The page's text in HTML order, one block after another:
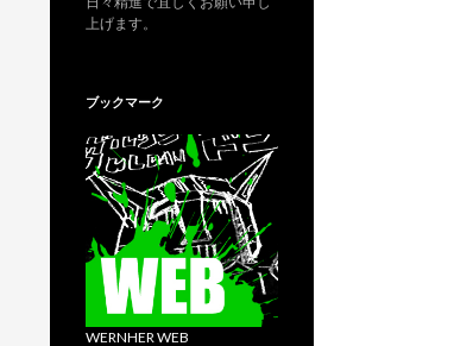
上げます。
ブックマーク
WERNHER WEB